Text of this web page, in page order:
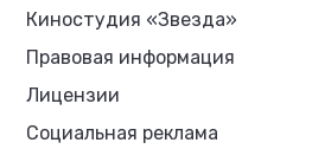
Киностудия «Звезда»
Правовая информация
Лицензии
Социальная реклама